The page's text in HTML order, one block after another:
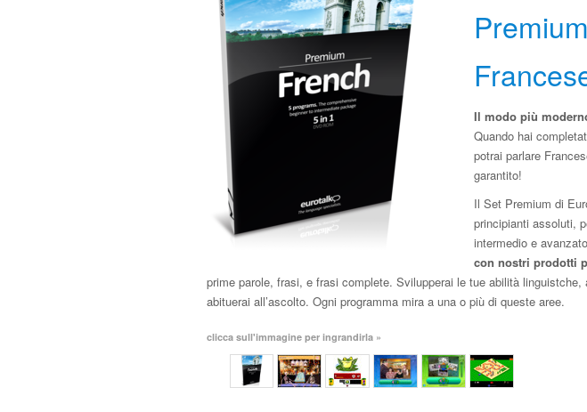
Il modo più
Quando hai
potrai parlare
garantito!
Il Set Premium di
principianti assoluti,
intermedio e
con nostri prodotti
prime parole, frasi, e frasi complete. Svilupperai le tue abilità linguistche,
abituerai all’ascolto. Ogni programma mira a una o più di queste aree.
clicca sull'immagine per ingrandirla »